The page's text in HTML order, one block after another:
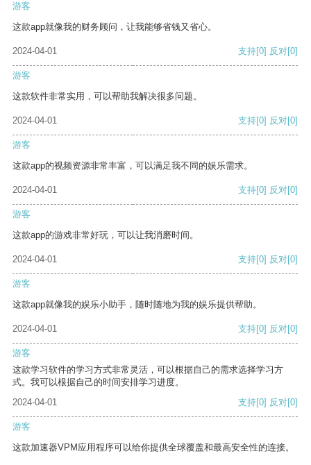
游客
这款app就像我的财务顾问，让我能够省钱又省心。
2024-04-01 支持[0] 反对[0]
游客
这款软件非常实用，可以帮助我解决很多问题。
2024-04-01 支持[0] 反对[0]
游客
这款app的视频资源非常丰富，可以满足我不同的娱乐需求。
2024-04-01 支持[0] 反对[0]
游客
这款app的游戏非常好玩，可以让我消磨时间。
2024-04-01 支持[0] 反对[0]
游客
这款app就像我的娱乐小助手，随时随地为我的娱乐提供帮助。
2024-04-01 支持[0] 反对[0]
游客
这款学习软件的学习方式非常灵活，可以根据自己的需求选择学习方
式。我可以根据自己的时间安排学习进度。
2024-04-01
支持[0] 反对[0]
游客
这款加速器VPM应用程序可以给你提供全球覆盖和最高安全性的连接。